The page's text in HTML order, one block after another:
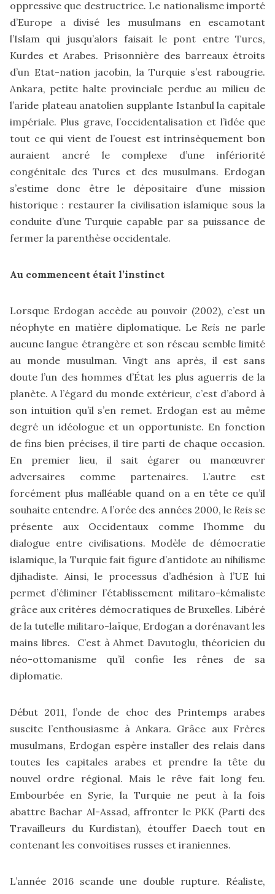
oppressive que destructrice. Le nationalisme importé
d’Europe a divisé les musulmans en escamotant
l’Islam qui jusqu’alors faisait le pont entre Turcs,
Kurdes et Arabes. Prisonnière des barreaux étroits
d’un Etat-nation jacobin, la Turquie s’est rabougrie.
Ankara, petite halte provinciale perdue au milieu de
l’aride plateau anatolien supplante Istanbul la capitale
impériale. Plus grave, l’occidentalisation et l’idée que
tout ce qui vient de l’ouest est intrinsèquement bon
auraient ancré le complexe d’une infériorité
congénitale des Turcs et des musulmans. Erdogan
s’estime donc être le dépositaire d’une mission
historique : restaurer la civilisation islamique sous la
conduite d’une Turquie capable par sa puissance de
fermer la parenthèse occidentale.
Au commencent était l’instinct
Lorsque Erdogan accède au pouvoir (2002), c’est un
néophyte en matière diplomatique. Le Reis ne parle
aucune langue étrangère et son réseau semble limité
au monde musulman. Vingt ans après, il est sans
doute l’un des hommes d’État les plus aguerris de la
planète. A l’égard du monde extérieur, c’est d’abord à
son intuition qu’il s’en remet. Erdogan est au même
degré un idéologue et un opportuniste. En fonction
de fins bien précises, il tire parti de chaque occasion.
En premier lieu, il sait égarer ou manœuvrer
adversaires comme partenaires. L’autre est
forcément plus malléable quand on a en tête ce qu’il
souhaite entendre. A l’orée des années 2000, le Reis se
présente aux Occidentaux comme l’homme du
dialogue entre civilisations. Modèle de démocratie
islamique, la Turquie fait figure d’antidote au nihilisme
djihadiste. Ainsi, le processus d’adhésion à l’UE lui
permet d’éliminer l’établissement militaro-kémaliste
grâce aux critères démocratiques de Bruxelles. Libéré
de la tutelle militaro-laïque, Erdogan a dorénavant les
mains libres. C’est à Ahmet Davutoglu, théoricien du
néo-ottomanisme qu’il confie les rênes de sa
diplomatie.
Début 2011, l’onde de choc des Printemps arabes
suscite l’enthousiasme à Ankara. Grâce aux Frères
musulmans, Erdogan espère installer des relais dans
toutes les capitales arabes et prendre la tête du
nouvel ordre régional. Mais le rêve fait long feu.
Embourbée en Syrie, la Turquie ne peut à la fois
abattre Bachar Al-Assad, affronter le PKK (Parti des
Travailleurs du Kurdistan), étouffer Daech tout en
contenant les convoitises russes et iraniennes.
L’année 2016 scande une double rupture. Réaliste,